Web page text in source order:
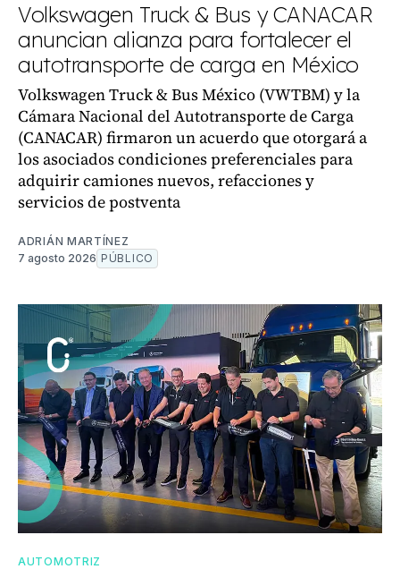
Volkswagen Truck & Bus y CANACAR
anuncian alianza para fortalecer el
autotransporte de carga en México
Volkswagen Truck & Bus México (VWTBM) y la
Cámara Nacional del Autotransporte de Carga
(CANACAR) firmaron un acuerdo que otorgará a
los asociados condiciones preferenciales para
adquirir camiones nuevos, refacciones y
servicios de postventa
ADRIÁN MARTÍNEZ
7 agosto 2026 PÚBLICO
AUTOMOTRIZ